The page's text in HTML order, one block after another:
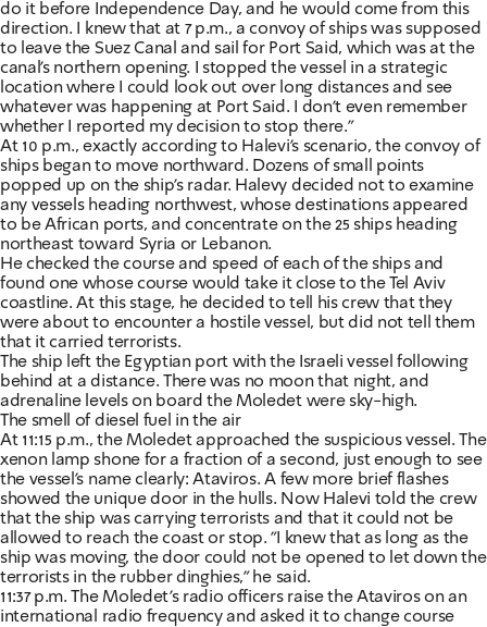
do it before Independence Day, and he would come from this
direction. I knew that at 7 p.m., a convoy of ships was supposed
to leave the Suez Canal and sail for Port Said, which was at the
canal's northern opening. I stopped the vessel in a strategic
location where I could look out over long distances and see
whatever was happening at Port Said. I don't even remember
whether I reported my decision to stop there."
At 10 p.m., exactly according to Halevi's scenario, the convoy of
ships began to move northward. Dozens of small points
popped up on the ship's radar. Halevy decided not to examine
any vessels heading northwest, whose destinations appeared
to be African ports, and concentrate on the 25 ships heading
northeast toward Syria or Lebanon.
He checked the course and speed of each of the ships and
found one whose course would take it close to the Tel Aviv
coastline. At this stage, he decided to tell his crew that they
were about to encounter a hostile vessel, but did not tell them
that it carried terrorists.
The ship left the Egyptian port with the Israeli vessel following
behind at a distance. There was no moon that night, and
adrenaline levels on board the Moledet were sky-high.
The smell of diesel fuel in the air
At 11:15 p.m., the Moledet approached the suspicious vessel. The
xenon lamp shone for a fraction of a second, just enough to see
the vessel's name clearly: Ataviros. A few more brief flashes
showed the unique door in the hulls. Now Halevi told the crew
that the ship was carrying terrorists and that it could not be
allowed to reach the coast or stop. "I knew that as long as the
ship was moving, the door could not be opened to let down the
terrorists in the rubber dinghies," he said.
11:37 p.m. The Moledet's radio officers raise the Ataviros on an
international radio frequency and asked it to change course